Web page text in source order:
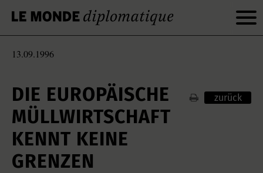
13.09.1996
DIE EUROPÄISCHE
MÜLLWIRTSCHAFT
KENNT KEINE
GRENZEN
zurück